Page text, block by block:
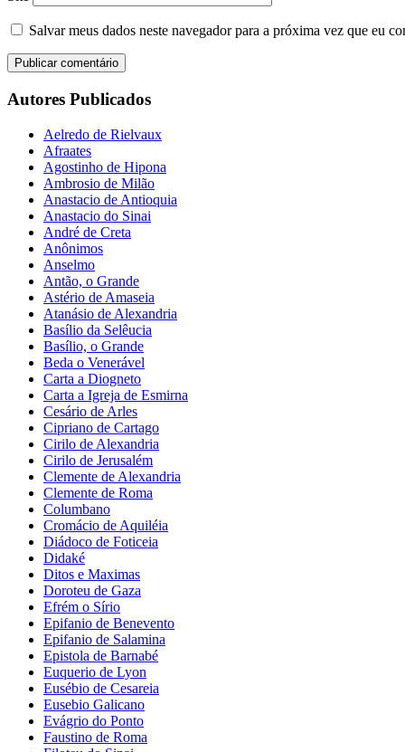
Salvar meus dados neste navegador para a próxima vez que eu
Autores Publicados
Aelredo de Rielvaux
Afraates
Agostinho de Hipona
Ambrosio de Milão
Anastacio de Antioquia
Anastacio do Sinai
André de Creta
Anônimos
Anselmo
Antão, o Grande
Astério de Amaseia
Atanásio de Alexandria
Basílio da Selêucia
Basílio, o Grande
Beda o Venerável
Carta a Diogneto
Carta a Igreja de Esmirna
Cesário de Arles
Cipriano de Cartago
Cirilo de Alexandria
Cirilo de Jerusalém
Clemente de Alexandria
Clemente de Roma
Columbano
Cromácio de Aquiléia
Diádoco de Foticeia
Didaké
Ditos e Maximas
Doroteu de Gaza
Efrém o Sírio
Epifanio de Benevento
Epifanio de Salamina
Epistola de Barnabé
Euquerio de Lyon
Eusébio de Cesareia
Eusebio Galicano
Evágrio do Ponto
Faustino de Roma